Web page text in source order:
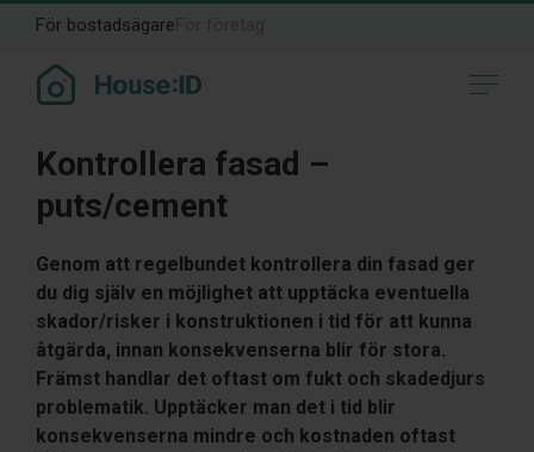
För bostadsägare
Kontrollera fasad –
puts/cement
Genom att regelbundet kontrollera din fasad ger
du dig själv en möjlighet att upptäcka eventuella
skador/risker i konstruktionen i tid för att kunna
åtgärda, innan konsekvenserna blir för stora.
Främst handlar det oftast om fukt och skadedjurs
problematik. Upptäcker man det i tid blir
konsekvenserna mindre och kostnaden oftast